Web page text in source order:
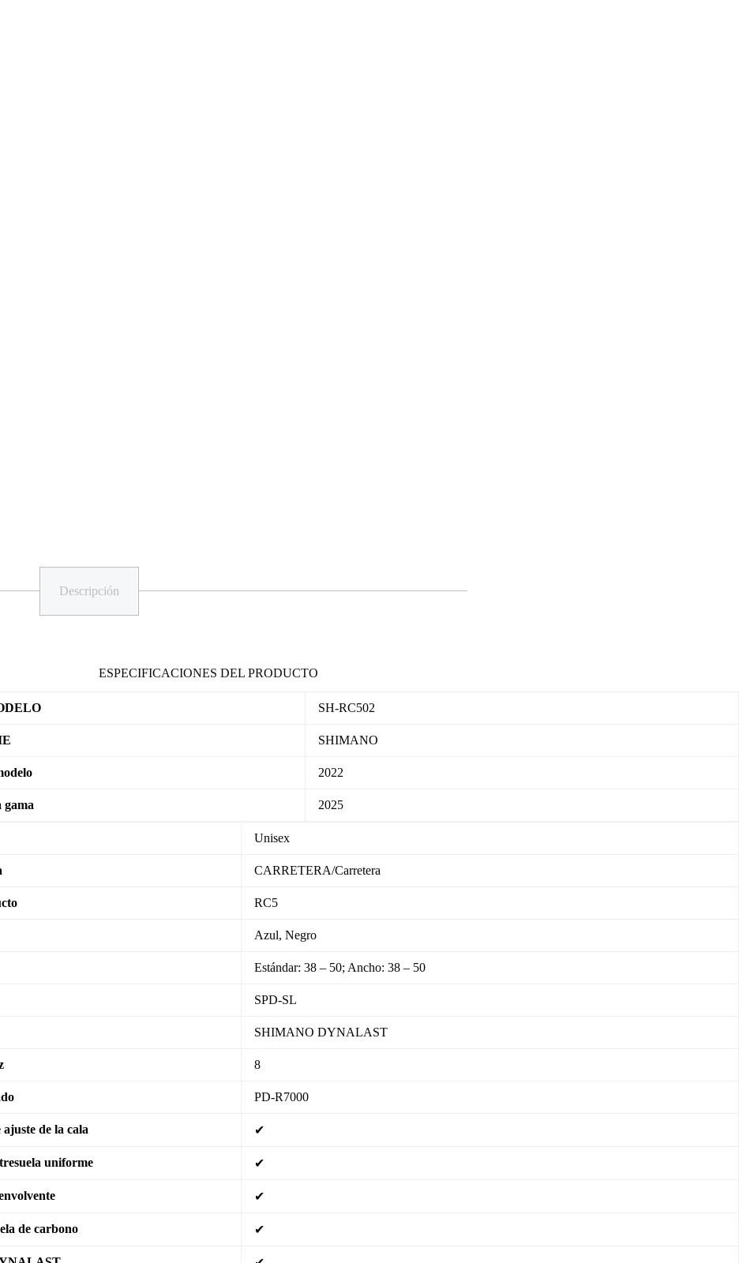
Descripción
ESPECIFICACIONES DEL PRODUCTO
SH-RC502
SHIMANO
2022
gama 2025
Unisex
CARRETERA/Carretera
RC5
Azul, Negro
Estándar: 38 – 50; Ancho: 38 – 50
SPD-SL
SHIMANO DYNALAST
8
PD-R7000
de la cala ✔
uniforme ✔
✔
de carbono ✔